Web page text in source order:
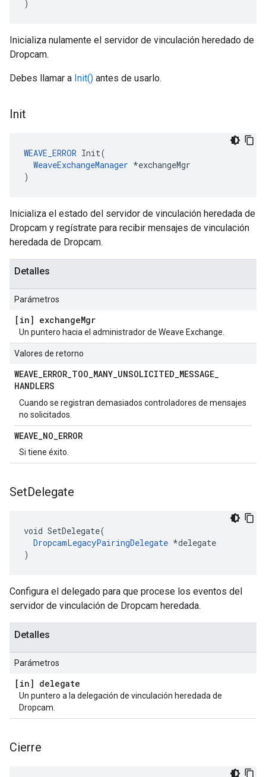
)
Inicializa nulamente el servidor de vinculación heredado de
Dropcam.
Debes llamar a Init() antes de usarlo.
Init
WEAVE_ERROR Init(
WeaveExchangeManager *exchangeMgr
)
Inicializa el estado del servidor de vinculación heredada de
Dropcam y regístrate para recibir mensajes de vinculación
heredada de Dropcam.
Detalles
Parámetros
[in] exchangeMgr
Un puntero hacia el administrador de Weave Exchange.
Valores de retorno
WEAVE_ERROR_TOO_MANY_UNSOLICITED_MESSAGE_
HANDLERS
Cuando se registran demasiados controladores de mensajes
no solicitados.
WEAVE_NO_ERROR
Si tiene éxito.
SetDelegate
void SetDelegate(
DropcamLegacyPairingDelegate *delegate
)
Configura el delegado para que procese los eventos del
servidor de vinculación de Dropcam heredada.
Detalles
Parámetros
[in] delegate
Un puntero a la delegación de vinculación heredada de
Dropcam.
Cierre